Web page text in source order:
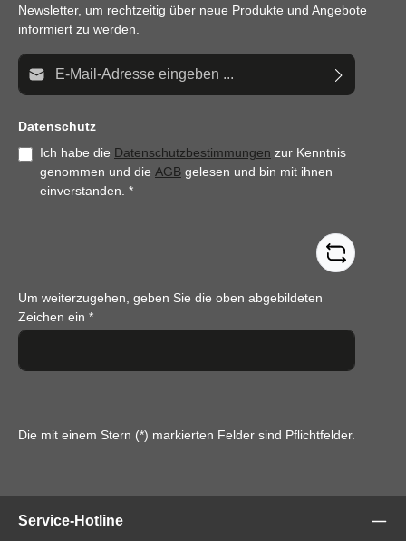
Newsletter, um rechtzeitig über neue Produkte und Angebote
informiert zu werden.
E-Mail-Adresse*
Datenschutz
Ich habe die Datenschutzbestimmungen zur Kenntnis
genommen und die AGB gelesen und bin mit ihnen
einverstanden. *
Um weiterzugehen, geben Sie die oben abgebildeten
Zeichen ein *
Die mit einem Stern (*) markierten Felder sind Pflichtfelder.
Service-Hotline